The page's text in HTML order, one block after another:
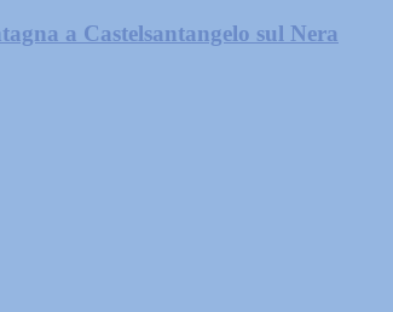
a Castelsantangelo sul Nera